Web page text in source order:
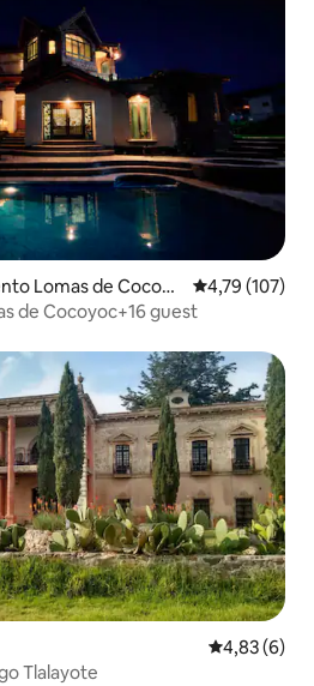
Lomas de Cocoyo
Gemiddelde
4,79 (107)
de Cocoyoc+16 guest
Gemiddelde
4,83 (6)
Tlalayote